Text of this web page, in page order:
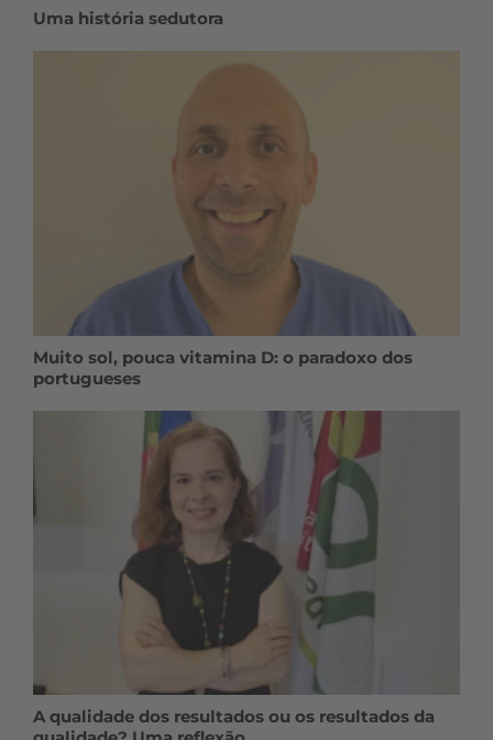
Uma história sedutora
Muito sol, pouca vitamina D: o paradoxo dos
portugueses
A qualidade dos resultados ou os resultados da